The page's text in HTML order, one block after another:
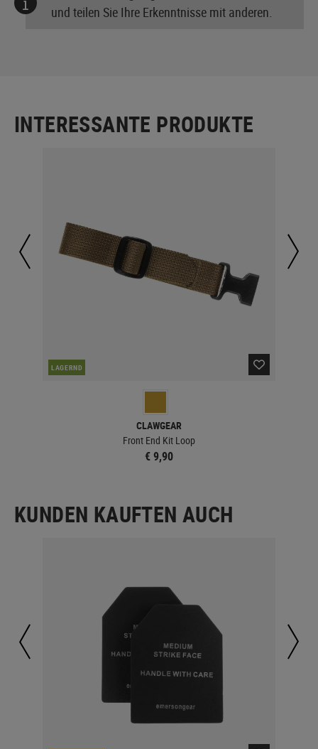
und teilen Sie Ihre Erkenntnisse mit anderen.
INTERESSANTE PRODUKTE
LAGERND
CLAWGEAR
Front End Kit Loop
€ 9,90
KUNDEN KAUFTEN AUCH